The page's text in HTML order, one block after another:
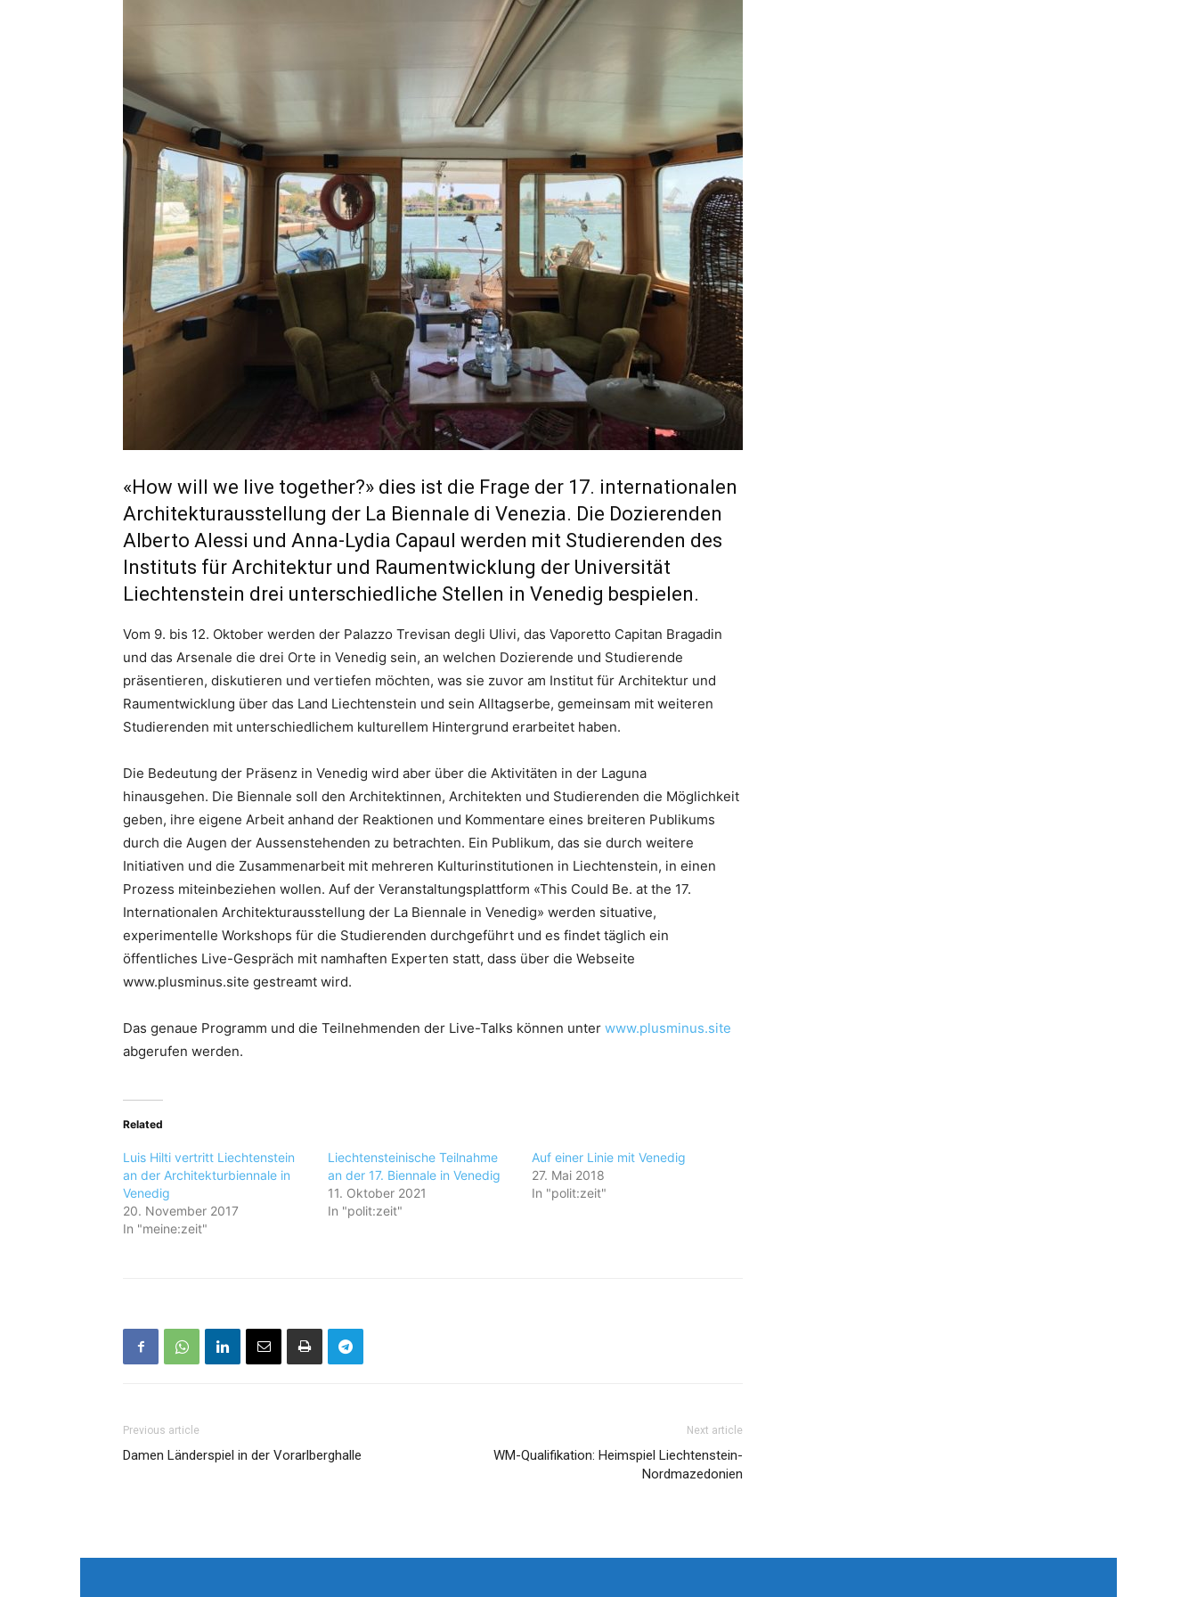
«How will we live together?» dies ist die Frage der 17. internationalen
Architekturausstellung der La Biennale di Venezia. Die Dozierenden
Alberto Alessi und Anna-Lydia Capaul werden mit Studierenden des
Instituts für Architektur und Raumentwicklung der Universität
Liechtenstein drei unterschiedliche Stellen in Venedig bespielen.
Vom 9. bis 12. Oktober werden der Palazzo Trevisan degli Ulivi, das Vaporetto Capitan Bragadin
und das Arsenale die drei Orte in Venedig sein, an welchen Dozierende und Studierende
präsentieren, diskutieren und vertiefen möchten, was sie zuvor am Institut für Architektur und
Raumentwicklung über das Land Liechtenstein und sein Alltagserbe, gemeinsam mit weiteren
Studierenden mit unterschiedlichem kulturellem Hintergrund erarbeitet haben.
Die Bedeutung der Präsenz in Venedig wird aber über die Aktivitäten in der Laguna
hinausgehen. Die Biennale soll den Architektinnen, Architekten und Studierenden die Möglichkeit
geben, ihre eigene Arbeit anhand der Reaktionen und Kommentare eines breiteren Publikums
durch die Augen der Aussenstehenden zu betrachten. Ein Publikum, das sie durch weitere
Initiativen und die Zusammenarbeit mit mehreren Kulturinstitutionen in Liechtenstein, in einen
Prozess miteinbeziehen wollen. Auf der Veranstaltungsplattform «This Could Be. at the 17.
Internationalen Architekturausstellung der La Biennale in Venedig» werden situative,
experimentelle Workshops für die Studierenden durchgeführt und es findet täglich ein
öffentliches Live-Gespräch mit namhaften Experten statt, dass über die Webseite
www.plusminus.site gestreamt wird.
Das genaue Programm und die Teilnehmenden der Live-Talks können unter www.plusminus.site
abgerufen werden.
Related
Luis Hilti vertritt Liechtenstein
an der Architekturbiennale in
Venedig
20. November 2017
In "meine:zeit"
Liechtensteinische Teilnahme
an der 17. Biennale in Venedig
11. Oktober 2021
In "polit:zeit"
Auf einer Linie mit Venedig
27. Mai 2018
In "polit:zeit"
Previous article
Damen Länderspiel in der Vorarlberghalle
Next article
WM-Qualifikation: Heimspiel Liechtenstein-
Nordmazedonien